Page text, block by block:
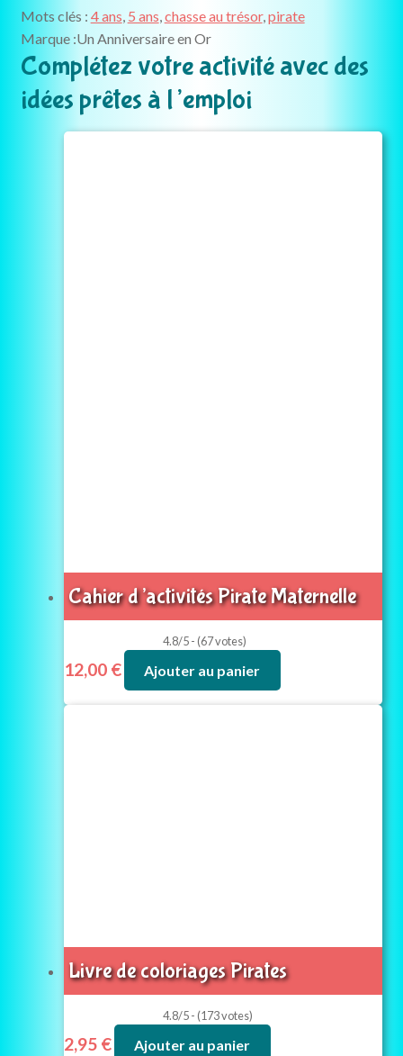
trésor
perdu
(4-
5
ans)
Mots clés : 4 ans, 5 ans,chasse au trésor,pirate
Marque :Un Anniversaire en Or
Complétez votre activité avec des
idées prêtes à l’emploi
Cahier d’activités Pirate Maternelle
4.8/5 - (67 votes)
12,00 € Ajouter au panier
Livre de coloriages Pirates
4.8/5 - (173 votes)
2,95 € Ajouter au panier